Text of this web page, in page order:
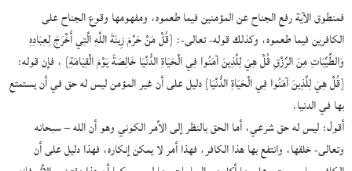
فمنطوق الآية رفع الجناح عن المؤمنين فيما طعموه، ومفهومها وقوع الجناح على
الكافرين فيما طعموه، وكذلك قوله- تعالى-: {قُلْ مَنْ حَرَّمَ زِينَةَ اللَّهِ الَّتِي أَخْرَجَ لِعِبَادِهِ
وَالطَّيِّبَاتِ مِنَ الرِّزْقِ قُلْ هِيَ لِلَّذِينَ آمَنُوا فِي الْحَيَاةِ الدُّنْيَا خَالِصَةً يَوْمَ الْقِيَامَةِ} ، فإن قوله:
{قُلْ هِيَ لِلَّذِينَ آمَنُوا فِي الْحَيَاةِ الدُّنْيَا} دليل على أن غير المؤمن ليس له حق في أن يستمتع
بها في الدنيا.
أقول: ليس له حق شرعي، أما الحق بالنظر إلى الأمر الكوني وهو أن الله – سبحانه
وتعالى- خلقها، وانتفع بها هذا الكافر، فهذا أمر لا يمكن إنكاره، فهذا دليل على أن